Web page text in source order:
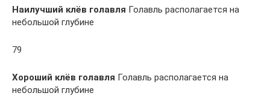
Наилучший клёв голавля Голавль располагается на
небольшой глубине
79
Хороший клёв голавля Голавль располагается на
небольшой глубине